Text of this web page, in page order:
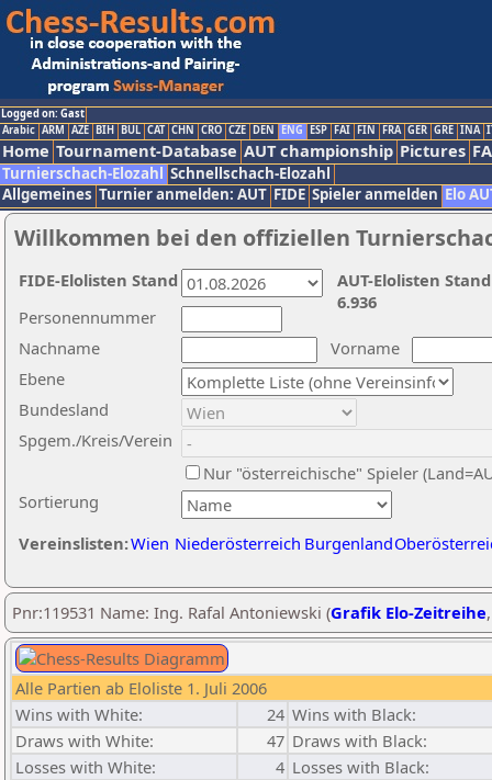
Logged on: Gast
Arabic ARM AZE BIH BUL CAT CHN CRO CZE DEN ENG ESP FAI FIN FRA GER GRE INA
Home Tournament-Database AUT championship Pictures
Turnierschach-Elozahl Schnellschach-Elozahl
Allgemeines Turnier anmelden: AUT FIDE Spieler anmelden Elo
Willkommen bei den offiziellen
Nachname
Vorname
Ebene
Sortierung
Personennummer
Bundesland
Spgem./Kreis/Verein
Nur "österreichische" Spieler
Vereinslisten:Wien Niederösterreich Burgenland
AUT-Elolisten
6.936
FIDE-Elolisten Stand
Pnr:119531 Name: Ing. Rafal Antoniewski (Grafik Elo-Zeitreihe
Alle Partien ab Eloliste 1. Juli 2006
Wins with White:
24 Wins with Black:
Draws with White:
47 Draws with Black:
Losses with White:
4 Losses with Black: